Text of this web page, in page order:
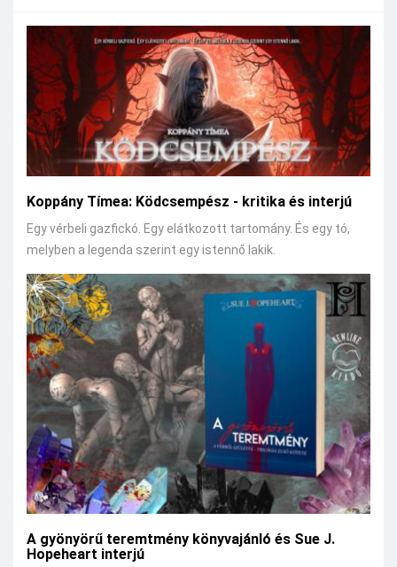
Koppány Tímea: Ködcsempész - kritika és interjú
Egy vérbeli gazfickó. Egy elátkozott tartomány. És egy tó,
melyben a legenda szerint egy istennő lakik.
A gyönyörű teremtmény könyvajánló és Sue J.
Hopeheart interjú